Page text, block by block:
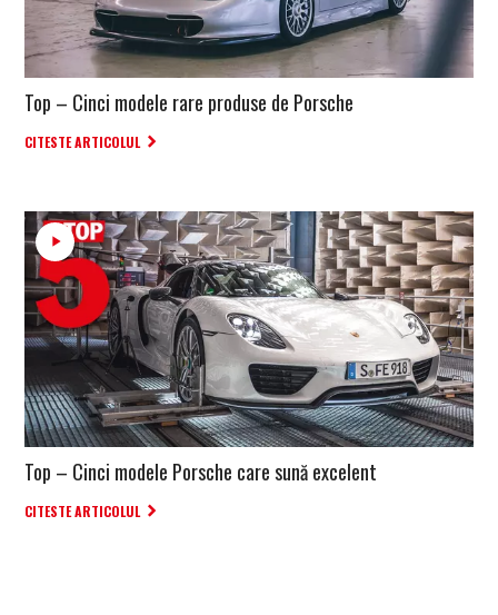
Top – Cinci modele rare produse de Porsche
CITESTE ARTICOLUL
Top – Cinci modele Porsche care sună excelent
CITESTE ARTICOLUL